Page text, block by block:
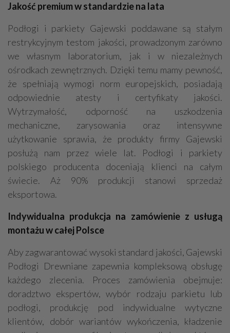
Jakość premium w standardzie na lata
Podłogi i parkiety Gajewski poddawane są stałym
restrykcyjnym testom jakości, prowadzonym zarówno
we własnym laboratorium, jak i w niezależnych
ośrodkach zewnętrznych. Dzięki temu mamy pewność,
że spełniają wymogi norm europejskich, posiadają
odpowiednie atesty i certyfikaty jakości.
Wytrzymałość, odporność na uszkodzenia
mechaniczne, zarysowania oraz intensywne
użytkowanie sprawia, że produkty firmy Gajewski
posłużą nam przez wiele lat. Podłogi i parkiety
polskiego producenta doceniają klienci na całym
świecie. Aż 90% produkcji stanowi sprzedaż
eksportowa.
Indywidualna produkcja na zamówienie z usługą
montażu w całej Polsce
Aby zagwarantować wysoki standard jakości, Gajewski
Podłogi Drewniane zapewnia kompleksową obsługę
każdego zlecenia. Proces zamówienia obejmuje:
doradztwo ekspertów, wybór rodzaju parkietu lub
podłogi, produkcję pod indywidualne wytyczne
klientów, dobór wariantów wykończenia, kładzenie